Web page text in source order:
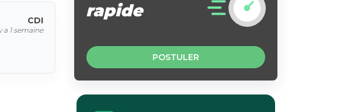
CDI
a 1 semaine
rapide
POSTULER